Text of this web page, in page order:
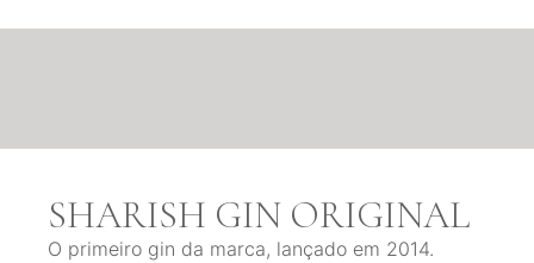
SHARISH GIN ORIGINAL
O primeiro gin da marca, lançado em 2014.